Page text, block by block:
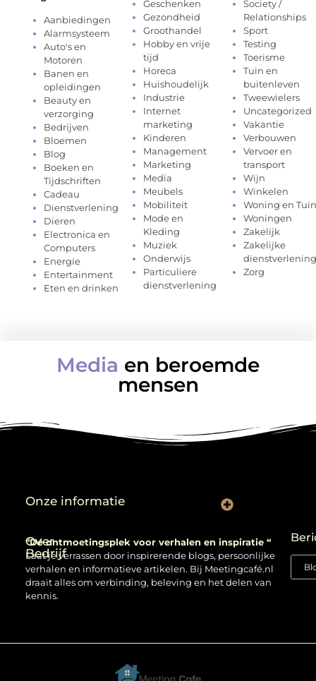
Aanbiedingen
Alarmsysteem
Auto's en
Motoren
Banen en
opleidingen
Beauty en
verzorging
Bedrijven
Bloemen
Blog
Boeken en
Tijdschriften
Cadeau
Dienstverlening
Dieren
Electronica en
Computers
Energie
Entertainment
Eten en drinken
Geschenken
Gezondheid
Groothandel
Hobby en vrije
tijd
Horeca
Huishoudelijk
Industrie
Internet
marketing
Kinderen
Management
Marketing
Media
Meubels
Mobiliteit
Mode en
Kleding
Muziek
Onderwijs
Particuliere
dienstverlening
Society /
Relationships
Sport
Testing
Toerisme
Tuin en
buitenleven
Tweewielers
Uncategorized
Vakantie
Verbouwen
Vervoer en
transport
Wijn
Winkelen
Woning en Tuin
Woningen
Zakelijk
Zakelijke
dienstverlening
Zorg
Media en beroemde
mensen
Over
Bedrijf
“Dé ontmoetingsplek voor verhalen en inspiratie “
Laat je verrassen door inspirerende blogs, persoonlijke
verhalen en informatieve artikelen. Bij Meetingcafé.nl
draait alles om verbinding, beleving en het delen van
kennis.
Onze informatie